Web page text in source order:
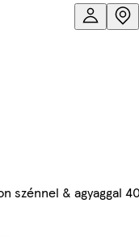
szénnel & agyaggal